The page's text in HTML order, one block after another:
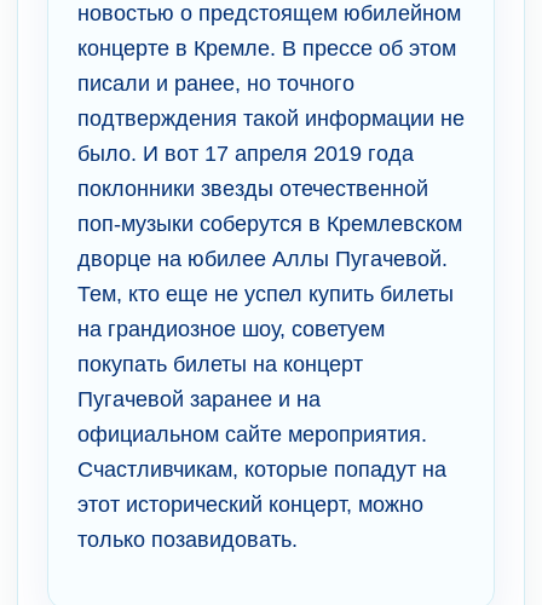
новостью о предстоящем юбилейном
концерте в Кремле. В прессе об этом
писали и ранее, но точного
подтверждения такой информации не
было. И вот 17 апреля 2019 года
поклонники звезды отечественной
поп-музыки соберутся в Кремлевском
дворце на юбилее Аллы Пугачевой.
Тем, кто еще не успел купить билеты
на грандиозное шоу, советуем
покупать билеты на концерт
Пугачевой заранее и на
официальном сайте мероприятия.
Счастливчикам, которые попадут на
этот исторический концерт, можно
только позавидовать.